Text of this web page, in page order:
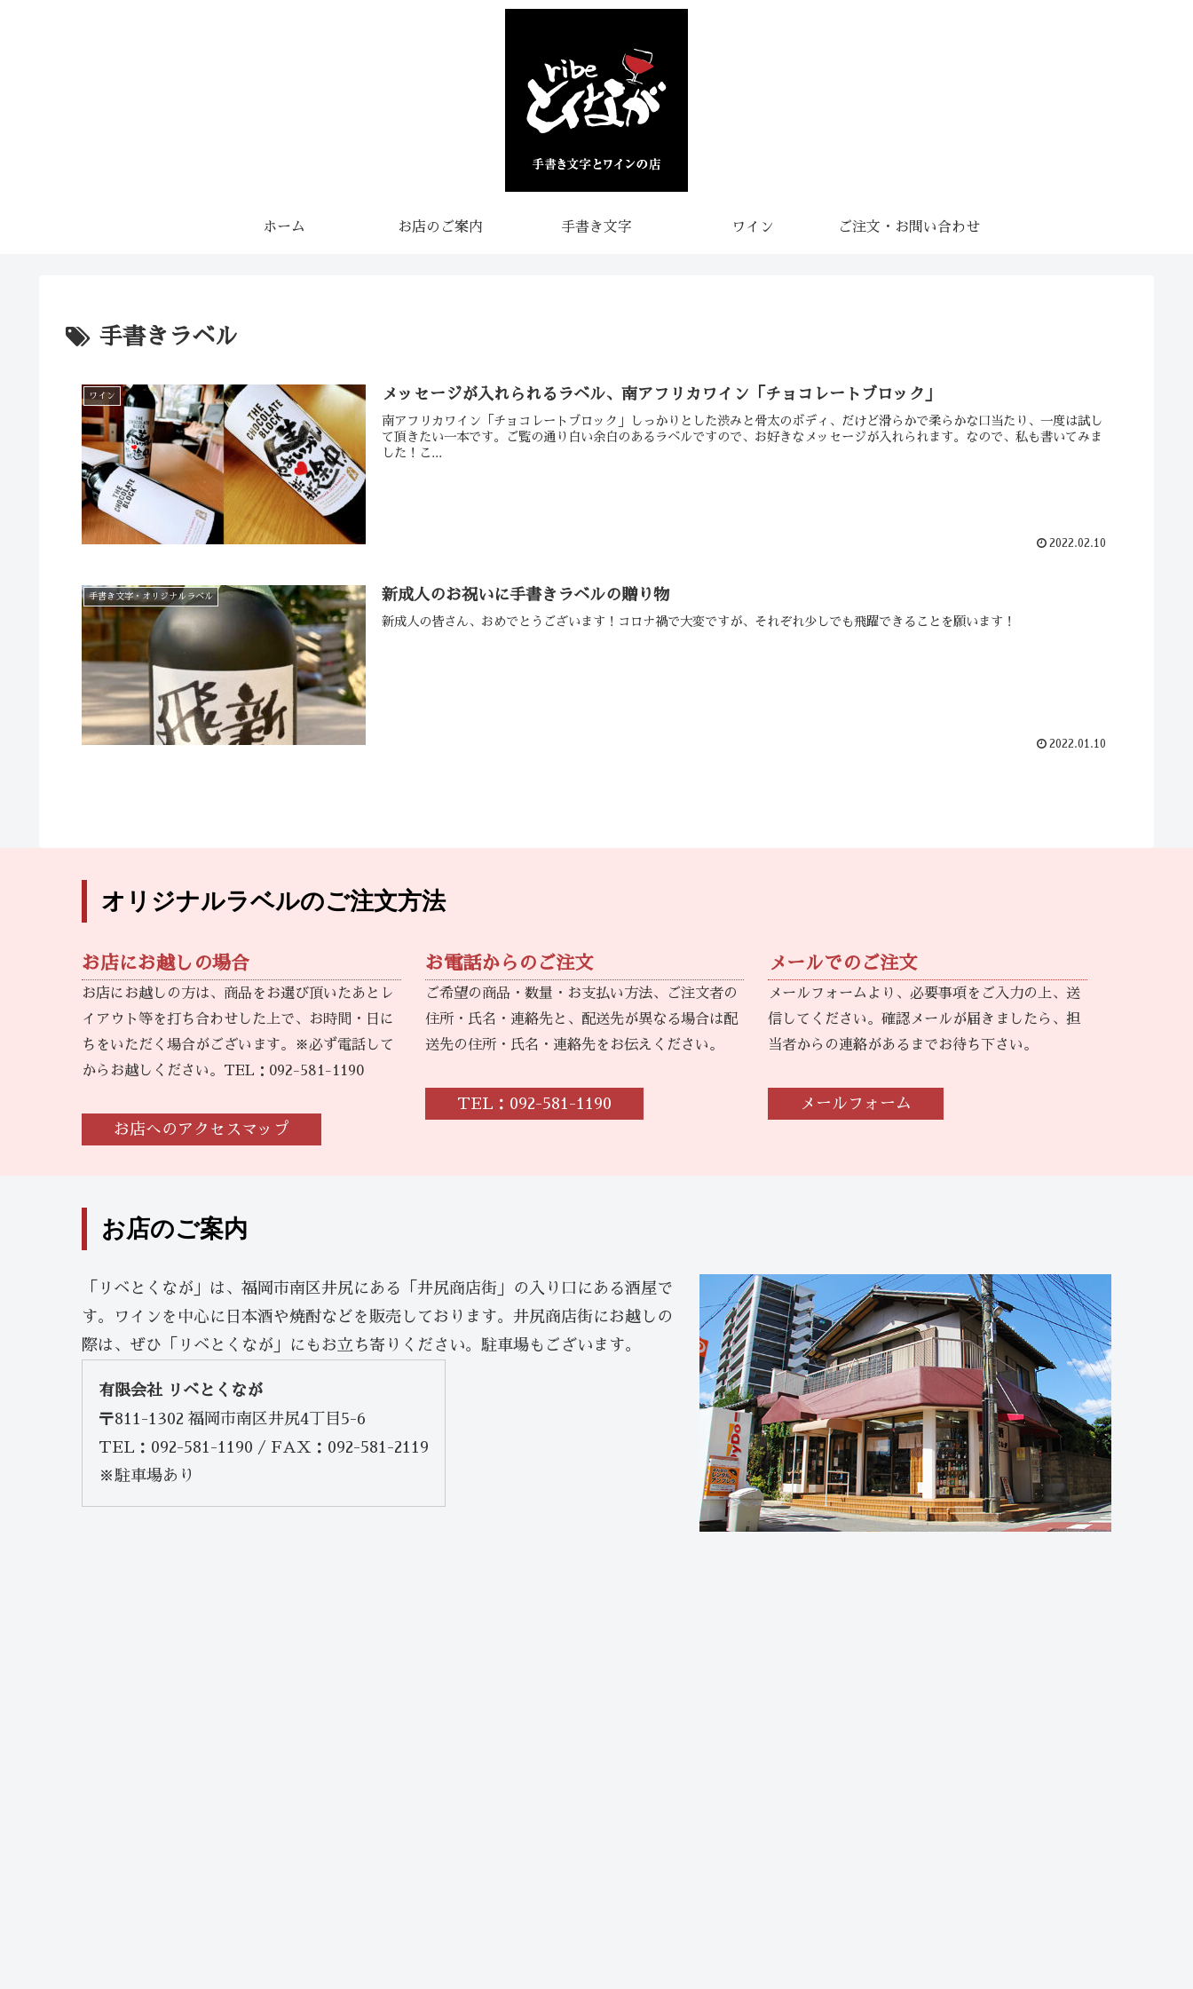
ホーム お店のご案内 手書き文字 ワイン ご注文・お問い合わせ
手書きラベル
ワイン メッセージが入れられるラベル、南アフリカワイン「チョコレートブロック」
南アフリカワイン「チョコレートブロック」しっかりとした渋みと骨太のボディ、だけど滑らかで柔らかな口当たり、一度は試し
て頂きたい一本です。ご覧の通り白い余白のあるラベルですので、お好きなメッセージが入れられます。なので、私も書いてみま
した！こ...
2022.02.10
手書き文字・オリジナルラベル 新成人のお祝いに手書きラベルの贈り物
新成人の皆さん、おめでとうございます！コロナ禍で大変ですが、それぞれ少しでも飛躍できることを願います！
2022.01.10
オリジナルラベルのご注文方法
お店にお越しの場合
お店にお越しの方は、商品をお選び頂いたあとレ
イアウト等を打ち合わせした上で、お時間・日に
ちをいただく場合がございます。※必ず電話して
からお越しください。TEL：092-581-1190
お店へのアクセスマップ
お電話からのご注文
ご希望の商品・数量・お支払い方法、ご注文者の
住所・氏名・連絡先と、配送先が異なる場合は配
送先の住所・氏名・連絡先をお伝えください。
TEL：092-581-1190
メールでのご注文
メールフォームより、必要事項をご入力の上、送
信してください。確認メールが届きましたら、担
当者からの連絡があるまでお待ち下さい。
メールフォーム
お店のご案内
「リベとくなが」は、福岡市南区井尻にある「井尻商店街」の入り口にある酒屋で
す。ワインを中心に日本酒や焼酎などを販売しております。井尻商店街にお越しの
際は、ぜひ「リベとくなが」にもお立ち寄りください。駐車場もございます。
有限会社 リベとくなが
〒811-1302 福岡市南区井尻4丁目5-6
TEL：092-581-1190 / FAX：092-581-2119
※駐車場あり